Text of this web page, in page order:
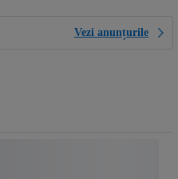
Vezi anunțurile